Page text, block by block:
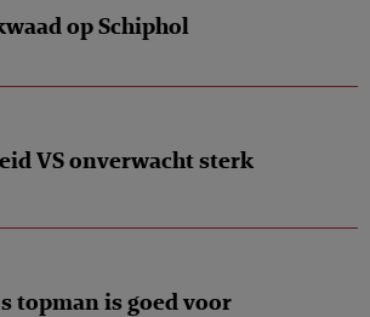
op Schiphol
VS onverwacht sterk
topman is goed voor